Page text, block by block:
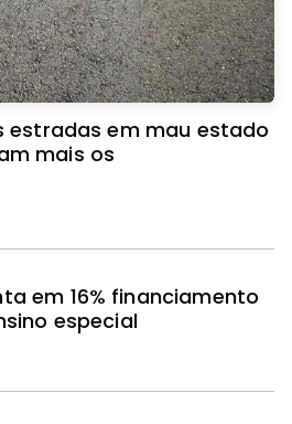
estradas em mau estado
mais os
em 16% financiamento
especial